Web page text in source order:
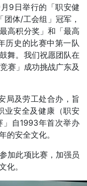
9日举行的「职安健
体/工会组」冠军，
高积分奖」和「最高
历史的比赛中第一队
舞。我们祝愿团队在
赛」成功挑战广东及
局及劳工处合办，旨
业安全及健康（职安
」自1993年首次举办
的安全文化。
加此项比赛，加强员
化。